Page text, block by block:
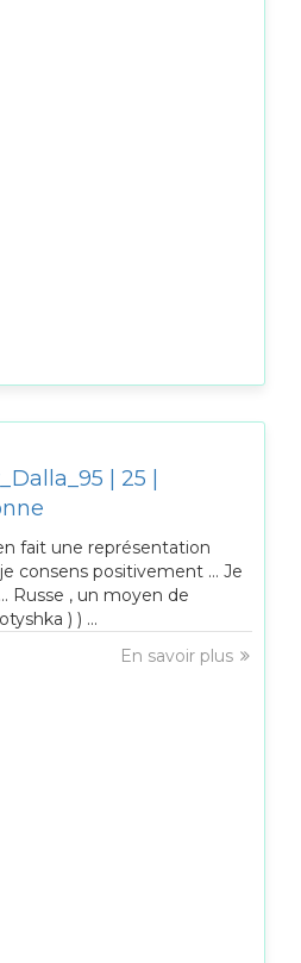
| 25 |
fait une représentation
consens positivement … Je
Russe , un moyen de
) ) ...
En savoir plus